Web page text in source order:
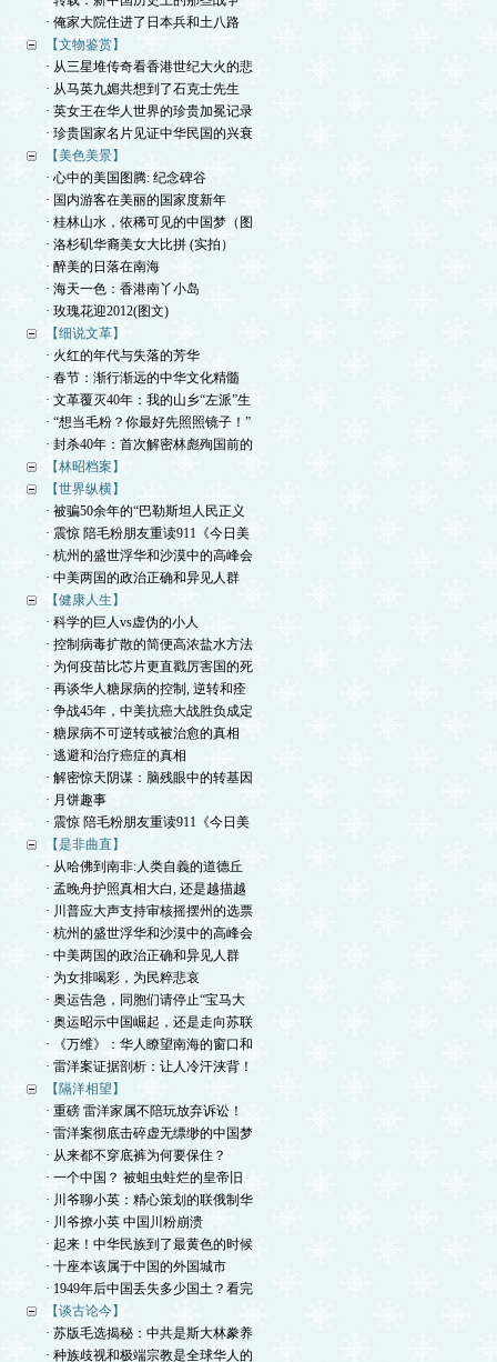
· 俺家大院住进了日本兵和土八路
【文物鉴赏】
· 从三星堆传奇看香港世纪大火的悲
· 从马英九媚共想到了石克士先生
· 英女王在华人世界的珍贵加冕记录
· 珍贵国家名片见证中华民国的兴衰
【美色美景】
· 心中的美国图腾: 纪念碑谷
· 国内游客在美丽的国家度新年
· 桂林山水，依稀可见的中国梦（图
· 洛杉矶华裔美女大比拼 (实拍）
· 醉美的日落在南海
· 海天一色：香港南丫小岛
· 玫瑰花迎2012(图文)
【细说文革】
· 火红的年代与失落的芳华
· 春节：渐行渐远的中华文化精髓
· 文革覆灭40年：我的山乡“左派”生
· “想当毛粉？你最好先照照镜子！”
· 封杀40年：首次解密林彪殉国前的
【林昭档案】
【世界纵横】
· 被骗50余年的“巴勒斯坦人民正义
· 震惊 陪毛粉朋友重读911《今日美
· 杭州的盛世浮华和沙漠中的高峰会
· 中美两国的政治正确和异见人群
【健康人生】
· 科学的巨人vs虚伪的小人
· 控制病毒扩散的简便高浓盐水方法
· 为何疫苗比芯片更直戳厉害国的死
· 再谈华人糖尿病的控制, 逆转和痊
· 争战45年，中美抗癌大战胜负成定
· 糖尿病不可逆转或被治愈的真相
· 逃避和治疗癌症的真相
· 解密惊天阴谋：脑残眼中的转基因
· 月饼趣事
· 震惊 陪毛粉朋友重读911《今日美
【是非曲直】
· 从哈佛到南非:人类自義的道德丘
· 孟晚舟护照真相大白, 还是越描越
· 川普应大声支持审核摇摆州的选票
· 杭州的盛世浮华和沙漠中的高峰会
· 中美两国的政治正确和异见人群
· 为女排喝彩，为民粹悲哀
· 奥运告急，同胞们请停止“宝马大
· 奥运昭示中国崛起，还是走向苏联
· 《万维》：华人瞭望南海的窗口和
· 雷洋案证据剖析：让人冷汗浃背！
【隔洋相望】
· 重磅 雷洋家属不陪玩放弃诉讼！
· 雷洋案彻底击碎虚无缥缈的中国梦
· 从来都不穿底裤为何要保住？
· 一个中国？ 被蛆虫蛀烂的皇帝旧
· 川爷聊小英：精心策划的联俄制华
· 川爷撩小英 中国川粉崩溃
· 起来！中华民族到了最黄色的时候
· 十座本该属于中国的外国城市
· 1949年后中国丢失多少国土？看完
【谈古论今】
· 苏版毛选揭秘：中共是斯大林豢养
· 种族歧视和极端宗教是全球华人的